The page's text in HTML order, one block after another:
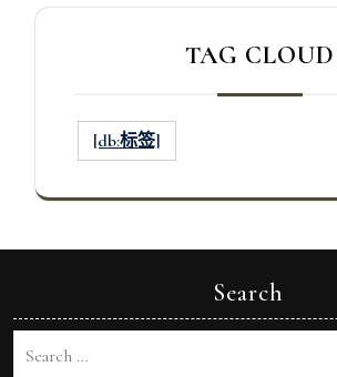
TAG CLOUD
[db:标签]
Search